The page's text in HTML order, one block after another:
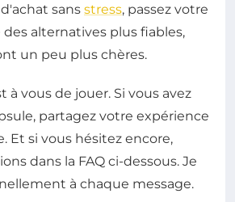
sans stress, passez votre
alternatives plus fiables,
un peu plus chères.
à vous de jouer. Si vous avez
partagez votre expérience
Et si vous hésitez encore,
dans la FAQ ci-dessous. Je
à chaque message.